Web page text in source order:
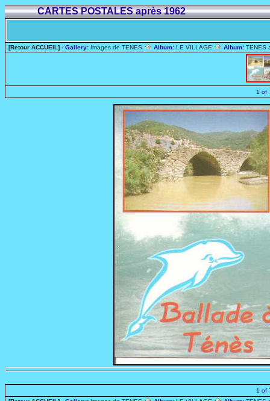
CARTES POSTALES après 1962
[Retour ACCUEIL] - Gallery: Images de TENES Album: LE VILLAGE Album: TENES
1 of
1 of